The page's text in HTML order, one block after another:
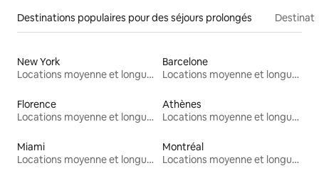
Destinations populaires pour des séjours prolongés
New York
Locations moyenne et longue durée
Barcelone
Locations moyenne et longue durée
Florence
Locations moyenne et longue durée
Athènes
Locations moyenne et longue durée
Miami
Locations moyenne et longue durée
Montréal
Locations moyenne et longue durée